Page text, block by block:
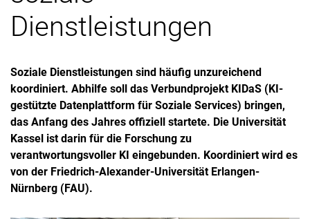
Dienstleistungen
Soziale Dienstleistungen sind häufig unzureichend
koordiniert. Abhilfe soll das Verbundprojekt KIDaS (KI-
gestützte Datenplattform für Soziale Services) bringen,
das Anfang des Jahres offiziell startete. Die Universität
Kassel ist darin für die Forschung zu
verantwortungsvoller KI eingebunden. Koordiniert wird es
von der Friedrich-Alexander-Universität Erlangen-
Nürnberg (FAU).